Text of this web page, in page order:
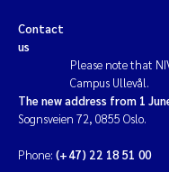
Contact
us
Please note that
Campus Ullevål.
The new address from 1
Sognsveien 72, 0855 Oslo.
Phone: (+47) 22 18 51 00